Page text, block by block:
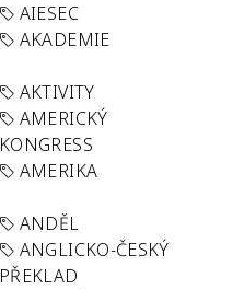
AIESEC
AKADEMIE
AKTIVITY
AMERICKÝ
KONGRESS
AMERIKA
ANDĚL
ANGLICKO-ČESKÝ
PŘEKLAD